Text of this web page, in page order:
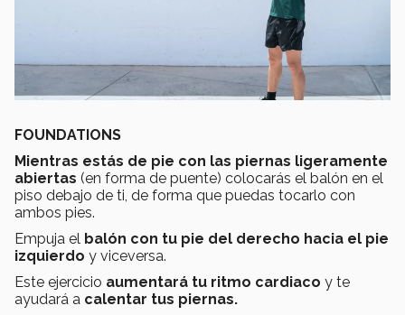
FOUNDATIONS
Mientras estás de pie con las piernas ligeramente
abiertas (en forma de puente) colocarás el balón en el
piso debajo de ti, de forma que puedas tocarlo con
ambos pies.
Empuja el balón con tu pie del derecho hacia el pie
izquierdo y viceversa.
Este ejercicio aumentará tu ritmo cardiaco y te
ayudará a calentar tus piernas.